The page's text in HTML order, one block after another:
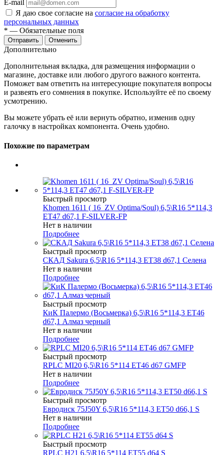
E-mail
Я даю свое согласие на согласие на обработку
персональных данных
* — Обязательные поля
Отменить
Дополнительно
Дополнительная вкладка, для размещения информации о
магазине, доставке или любого другого важного контента.
Поможет вам ответить на интересующие покупателя вопросы
и развеять его сомнения в покупке. Используйте её по своему
усмотрению.
Вы можете убрать её или вернуть обратно, изменив одну
галочку в настройках компонента. Очень удобно.
Похожие по параметрам
Быстрый просмотр
Khomen 1611 ( 16_ZV Optima/Soul) 6,5\R16 5*114,3
ET47 d67,1 F-SILVER-FP
Нет в наличии
Подробнее
Быстрый просмотр
СКАД Sakura 6,5\R16 5*114,3 ET38 d67,1 Селена
Нет в наличии
Подробнее
Быстрый просмотр
КиК Палермо (Восьмерка) 6,5\R16 5*114,3 ET46
d67,1 Алмаз черный
Нет в наличии
Подробнее
Быстрый просмотр
RPLC MI20 6,5\R16 5*114 ET46 d67 GMFP
Нет в наличии
Подробнее
Быстрый просмотр
Евродиск 75J50Y 6,5\R16 5*114,3 ET50 d66,1 S
Нет в наличии
Подробнее
Быстрый просмотр
RPLC H21 6,5\R16 5*114 ET55 d64 S